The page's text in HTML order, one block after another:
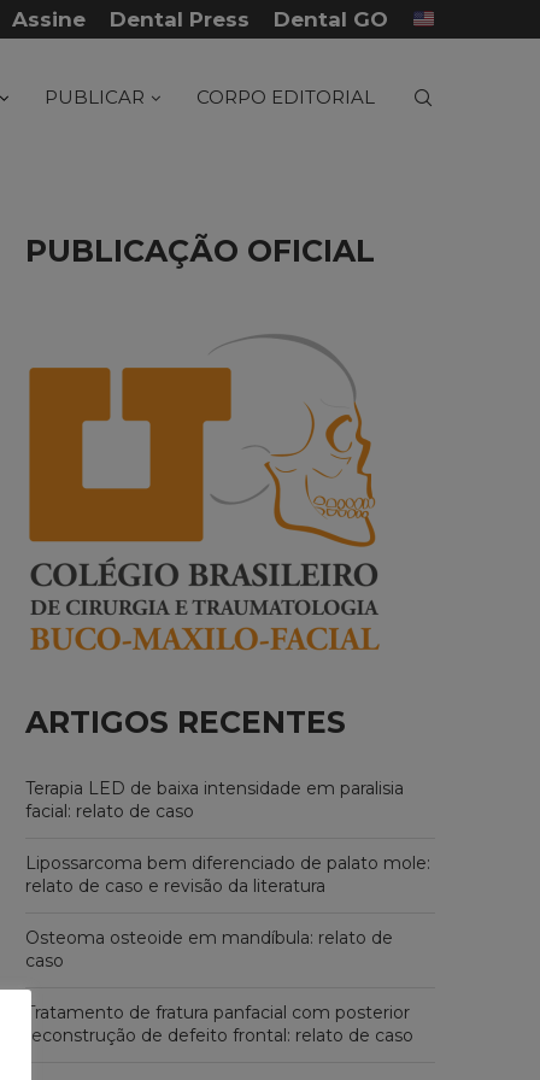
Tratamento de fratura panfacial com
Assine Dental Press Dental GO
PUBLICAR CORPO EDITORIAL
PUBLICAÇÃO OFICIAL
ARTIGOS RECENTES
Terapia LED de baixa intensidade em paralisia
facial: relato de caso
Lipossarcoma bem diferenciado de palato mole:
relato de caso e revisão da literatura
Osteoma osteoide em mandíbula: relato de
caso
Tratamento de fratura panfacial com posterior
reconstrução de defeito frontal: relato de caso